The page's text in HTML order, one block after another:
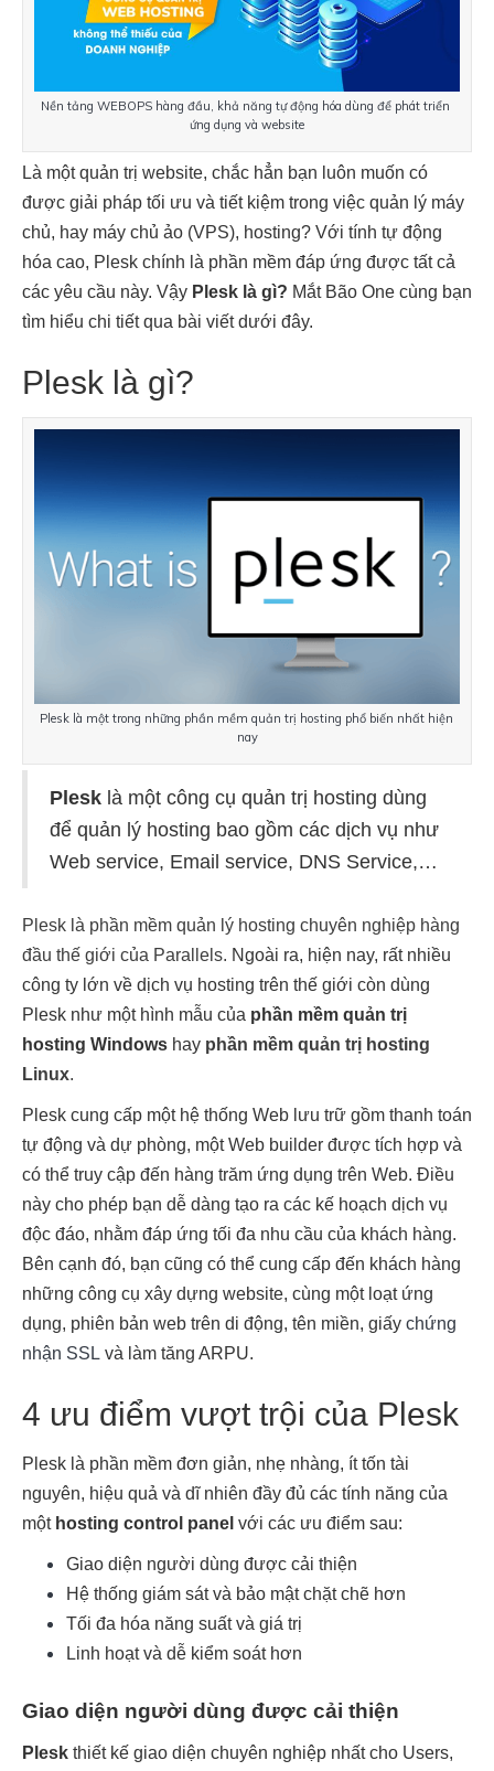
Nền tảng WEBOPS hàng đầu, khả năng tự động hóa dùng để phát triển
ứng dụng và website
Là một quản trị website, chắc hẳn bạn luôn muốn có
được giải pháp tối ưu và tiết kiệm trong việc quản lý máy
chủ, hay máy chủ ảo (VPS), hosting? Với tính tự động
hóa cao, Plesk chính là phần mềm đáp ứng được tất cả
các yêu cầu này. Vậy Plesk là gì? Mắt Bão One cùng bạn
tìm hiểu chi tiết qua bài viết dưới đây.
Plesk là gì?
Plesk là một trong những phần mềm quản trị hosting phổ biến nhất hiện
nay
Plesk là một công cụ quản trị hosting dùng
để quản lý hosting bao gồm các dịch vụ như
Web service, Email service, DNS Service,…
Plesk là phần mềm quản lý hosting chuyên nghiệp hàng
đầu thế giới của Parallels. Ngoài ra, hiện nay, rất nhiều
công ty lớn về dịch vụ hosting trên thế giới còn dùng
Plesk như một hình mẫu của phần mềm quản trị
hosting Windows hay phần mềm quản trị hosting
Linux.
Plesk cung cấp một hệ thống Web lưu trữ gồm thanh toán
tự động và dự phòng, một Web builder được tích hợp và
có thể truy cập đến hàng trăm ứng dụng trên Web. Điều
này cho phép bạn dễ dàng tạo ra các kế hoạch dịch vụ
độc đáo, nhằm đáp ứng tối đa nhu cầu của khách hàng.
Bên cạnh đó, bạn cũng có thể cung cấp đến khách hàng
những công cụ xây dựng website, cùng một loạt ứng
dụng, phiên bản web trên di động, tên miền, giấy chứng
nhận SSL và làm tăng ARPU.
4 ưu điểm vượt trội của Plesk
Plesk là phần mềm đơn giản, nhẹ nhàng, ít tốn tài
nguyên, hiệu quả và dĩ nhiên đầy đủ các tính năng của
một hosting control panel với các ưu điểm sau:
Giao diện người dùng được cải thiện
Hệ thống giám sát và bảo mật chặt chẽ hơn
Tối đa hóa năng suất và giá trị
Linh hoạt và dễ kiểm soát hơn
Giao diện người dùng được cải thiện
Plesk thiết kế giao diện chuyên nghiệp nhất cho Users,